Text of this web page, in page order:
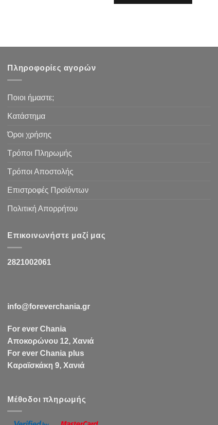
Πληροφορίες αγορών
Ποιοι ήμαστε;
Κατάστημα
Όροι χρήσης
Τρόποι Πληρωμής
Τρόποι Αποστολής
Επιστροφές Προϊόντων
Πολιτική Απορρήτου
Επικοινωνήστε μαζί μας
2821002061
info@foreverchania.gr
For ever Chania
Αποκορώνου 12, Χανιά
For ever Chania plus
Καραϊσκάκη 9, Χανιά
Μέθοδοι πληρωμής